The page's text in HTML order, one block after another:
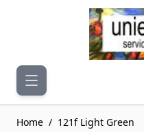
Ga naar de inhoud
Home / 121f Light Green